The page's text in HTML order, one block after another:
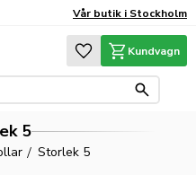
Vår butik i Stockholm
Favoriter
Kundvagn
5
Storlek 5